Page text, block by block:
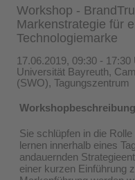
Workshop -
Markenstrategie für
Technologiemarke
17.06.2019, 09:30 - 17:30
Universität Bayreuth,
(SWO), Tagungszentrum
Sie schlüpfen in die
lernen innerhalb eines
andauernden
einer kurzen Einführung